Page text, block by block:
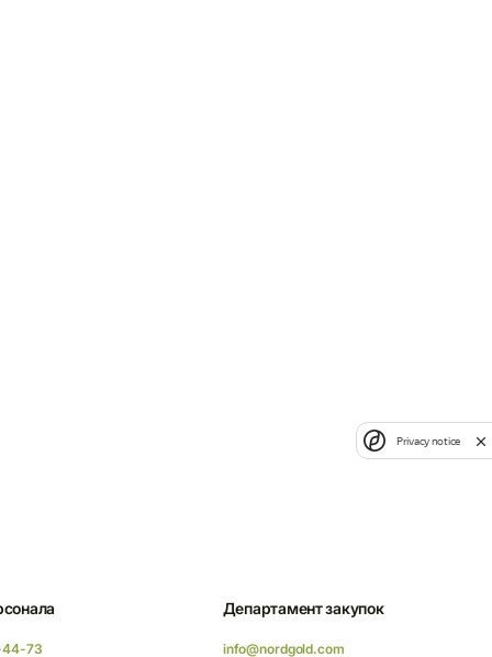
73
Департамент закупок
info@nordgold.com
Privacy notice